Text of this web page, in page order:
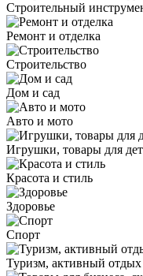
Строительный
Ремонт и отделка
Строительство
Дом и сад
Авто и мото
Игрушки, товары для
Красота и стиль
Здоровье
Спорт
Туризм, активный отдых